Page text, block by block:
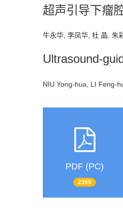
超声引导下瘤
牛永华, 李凤华, 杜 晶,
Ultrasound-
NIU Yong-hua, LI Feng-
PDF (PC)
2369